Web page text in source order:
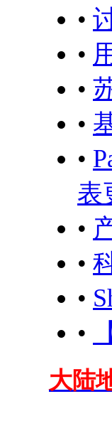
•
•
•
•
•
表
•
•
•
•
大陆